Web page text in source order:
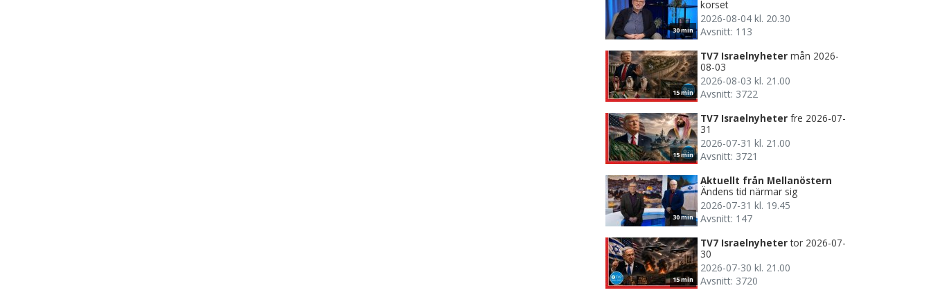
30 min
korset
2026-08-04 kl. 20.30
Avsnitt: 113
15 min
TV7 Israelnyheter mån 2026-
08-03
2026-08-03 kl. 21.00
Avsnitt: 3722
15 min
TV7 Israelnyheter fre 2026-07-
31
2026-07-31 kl. 21.00
Avsnitt: 3721
30 min
Aktuellt från Mellanöstern
Ändens tid närmar sig
2026-07-31 kl. 19.45
Avsnitt: 147
15 min
TV7 Israelnyheter tor 2026-07-
30
2026-07-30 kl. 21.00
Avsnitt: 3720